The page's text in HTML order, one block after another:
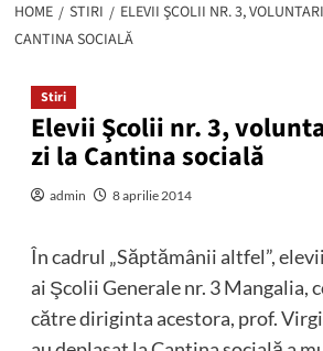
HOME STIRI
ELEVII ŞCOLII NR. 3,
CANTINA SOCIALĂ
Stiri
Elevii Şcolii nr. 3,
zi la Cantina socială
admin 8 aprilie 2014
În cadrul „Săptămânii altfel”,
ai Şcolii Generale nr. 3 Mangalia,
către diriginta acestora, prof.